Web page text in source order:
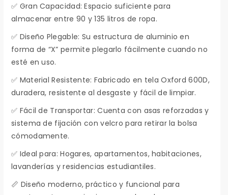
a
r
a
C
E
S
T
A
R
O
E
r
a
C
E
T
A
R
O
P
L
✅ Gran Capacidad: Espacio suficiente para
almacenar entre 90 y 135 litros de ropa.
✅ Diseño Plegable: Su estructura de aluminio en
forma de “X” permite plegarlo fácilmente cuando no
esté en uso.
✅ Material Resistente: Fabricado en tela Oxford 600D,
duradera, resistente al desgaste y fácil de limpiar.
✅ Fácil de Transportar: Cuenta con asas reforzadas y
sistema de fijación con velcro para retirar la bolsa
cómodamente.
✅ Ideal para: Hogares, apartamentos, habitaciones,
lavanderías y residencias estudiantiles.
📏 Diseño moderno, práctico y funcional para